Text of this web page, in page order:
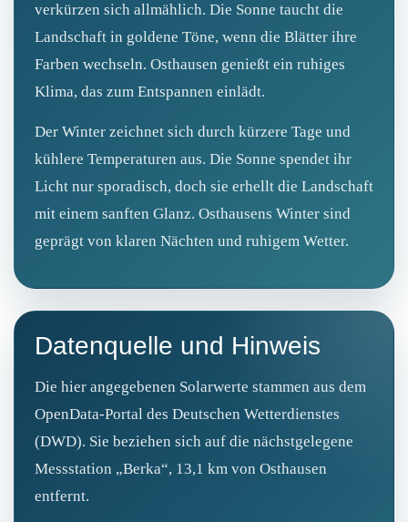
verkürzen sich allmählich. Die Sonne taucht die
Landschaft in goldene Töne, wenn die Blätter ihre
Farben wechseln. Osthausen genießt ein ruhiges
Klima, das zum Entspannen einlädt.
Der Winter zeichnet sich durch kürzere Tage und
kühlere Temperaturen aus. Die Sonne spendet ihr
Licht nur sporadisch, doch sie erhellt die Landschaft
mit einem sanften Glanz. Osthausens Winter sind
geprägt von klaren Nächten und ruhigem Wetter.
Datenquelle und Hinweis
Die hier angegebenen Solarwerte stammen aus dem
OpenData‑Portal des Deutschen Wetterdienstes
(DWD). Sie beziehen sich auf die nächstgelegene
Messstation „Berka“, 13,1 km von Osthausen
entfernt.